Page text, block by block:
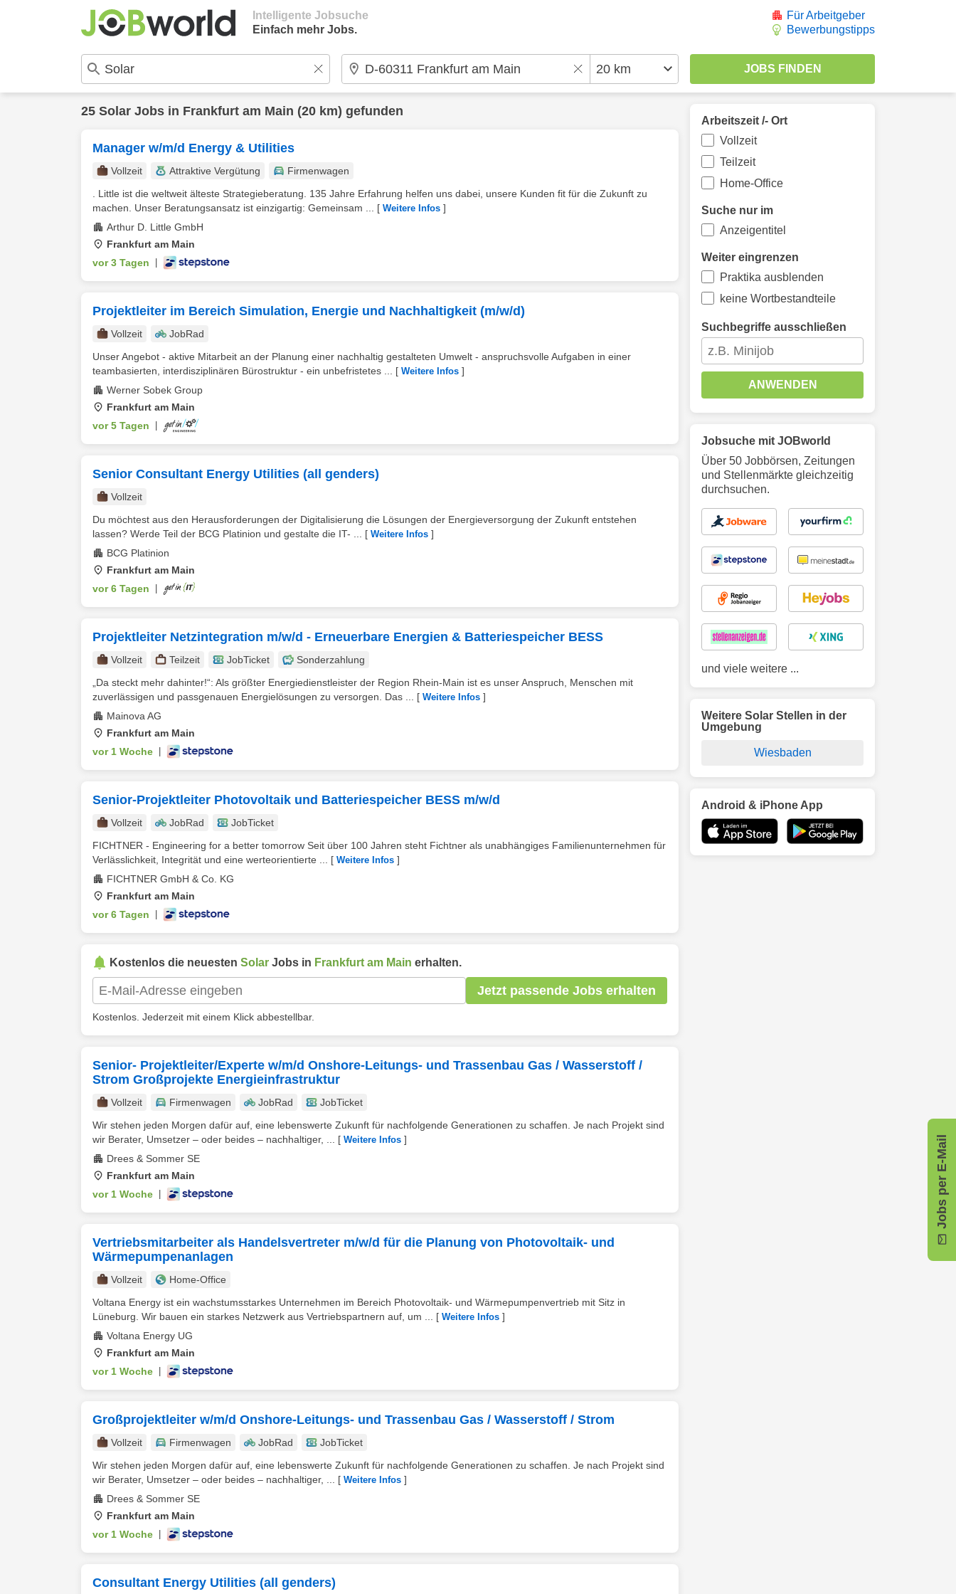
Intelligente Jobsuche
Einfach mehr Jobs.
Für Arbeitgeber
Bewerbungstipps
25 Solar Jobs in Frankfurt am Main (20 km) gefunden
Manager w/m/d Energy & Utilities
Vollzeit Attraktive Vergütung
Firmenwagen
. Little ist die weltweit älteste Strategieberatung. 135 Jahre Erfahrung helfen uns dabei, unsere Kunden fit für die Zukunft zu
machen. Unser Beratungsansatz ist einzigartig: Gemeinsam ...
[ Weitere Infos ]
Arthur D. Little GmbH
Frankfurt am Main
vor 3 Tagen
Projektleiter im Bereich Simulation, Energie und Nachhaltigkeit (m/w/d)
Vollzeit
JobRad
Unser Angebot - aktive Mitarbeit an der Planung einer nachhaltig gestalteten Umwelt - anspruchsvolle Aufgaben in einer
teambasierten, interdisziplinären Bürostruktur - ein unbefristetes ...
[ Weitere Infos ]
Werner Sobek Group
Frankfurt am Main
vor 5 Tagen
Senior Consultant Energy Utilities (all genders)
Vollzeit
Du möchtest aus den Herausforderungen der Digitalisierung die Lösungen der Energieversorgung der Zukunft entstehen
lassen? Werde Teil der BCG Platinion und gestalte die IT- ...
[ Weitere Infos ]
BCG Platinion
Frankfurt am Main
vor 6 Tagen
Projektleiter Netzintegration m/w/d - Erneuerbare Energien & Batteriespeicher BESS
Vollzeit Teilzeit JobTicket
Sonderzahlung
„Da steckt mehr dahinter!“: Als größter Energiedienstleister der Region Rhein-Main ist es unser Anspruch, Menschen mit
zuverlässigen und passgenauen Energielösungen zu versorgen. Das ...
[ Weitere Infos ]
Mainova AG
Frankfurt am Main
vor 1 Woche
Senior-Projektleiter Photovoltaik und Batteriespeicher BESS m/w/d
Vollzeit JobRad
JobTicket
FICHTNER - Engineering for a better tomorrow Seit über 100 Jahren steht Fichtner als unabhängiges Familienunternehmen für
Verlässlichkeit, Integrität und eine werteorientierte ...
[ Weitere Infos ]
FICHTNER GmbH & Co. KG
Frankfurt am Main
vor 6 Tagen
Kostenlos die neuesten Solar Jobs in Frankfurt am Main erhalten.
Jetzt passende Jobs erhalten
Kostenlos. Jederzeit mit einem Klick abbestellbar.
Senior- Projektleiter/Experte w/m/d Onshore-Leitungs- und Trassenbau Gas / Wasserstoff /
Strom Großprojekte Energieinfrastruktur
Vollzeit Firmenwagen JobRad
JobTicket
Wir stehen jeden Morgen dafür auf, eine lebenswerte Zukunft für nachfolgende Generationen zu schaffen. Je nach Projekt sind
wir Berater, Umsetzer – oder beides – nachhaltiger, ...
[ Weitere Infos ]
Drees & Sommer SE
Frankfurt am Main
vor 1 Woche
Vertriebsmitarbeiter als Handelsvertreter m/w/d für die Planung von Photovoltaik- und
Wärmepumpenanlagen
Vollzeit
Home-Office
Voltana Energy ist ein wachstumsstarkes Unternehmen im Bereich Photovoltaik- und Wärmepumpenvertrieb mit Sitz in
Lüneburg. Wir bauen ein starkes Netzwerk aus Vertriebspartnern auf, um ...
[ Weitere Infos ]
Voltana Energy UG
Frankfurt am Main
vor 1 Woche
Großprojektleiter w/m/d Onshore-Leitungs- und Trassenbau Gas / Wasserstoff / Strom
Vollzeit Firmenwagen JobRad
JobTicket
Wir stehen jeden Morgen dafür auf, eine lebenswerte Zukunft für nachfolgende Generationen zu schaffen. Je nach Projekt sind
wir Berater, Umsetzer – oder beides – nachhaltiger, ...
[ Weitere Infos ]
Drees & Sommer SE
Frankfurt am Main
vor 1 Woche
Consultant Energy Utilities (all genders)
Jobs per E-Mail
Arbeitszeit /- Ort
Vollzeit
Teilzeit
Home-Office
Suche nur im
Anzeigentitel
Weiter eingrenzen
Praktika ausblenden
keine Wortbestandteile
Suchbegriffe ausschließen
ANWENDEN
Jobsuche mit JOBworld
Über 50 Jobbörsen, Zeitungen
und Stellenmärkte gleichzeitig
durchsuchen.
und viele weitere ...
Weitere Solar Stellen in der
Umgebung
Wiesbaden
Android & iPhone App